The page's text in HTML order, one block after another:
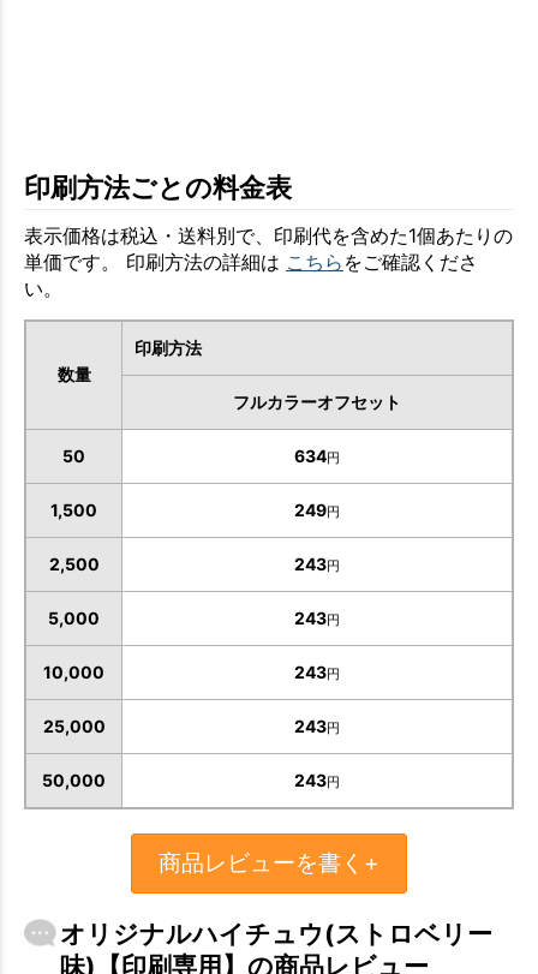
印刷方法ごとの料金表
表示価格は税込・送料別で、印刷代を含めた1個あたりの
単価です。 印刷方法の詳細は こちら をご確認くださ
い。
数量
印刷方法
フルカラーオフセット
50 634円
1,500 249円
2,500 243円
5,000 243円
10,000 243円
25,000 243円
50,000 243円
商品レビューを書く+
オリジナルハイチュウ(ストロベリー
味)【印刷専用】の商品レビュー